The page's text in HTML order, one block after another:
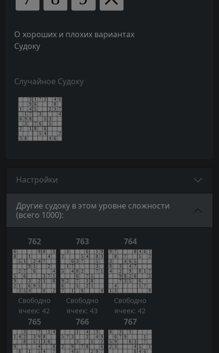
О хороших и плохих вариантах
Судоку
Случайное Судоку
Настройки
Другие судоку в этом уровне сложности
(всего 1000):
762
Свободно
ячеек: 42
763
Свободно
ячеек: 43
764
Свободно
ячеек: 42
765 766 767